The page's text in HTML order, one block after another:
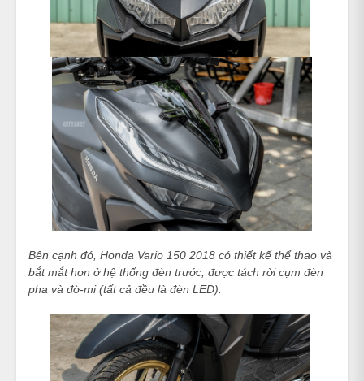
Bên cạnh đó, Honda Vario 150 2018 có thiết kế thể thao và
bắt mắt hơn ở hệ thống đèn trước, được tách rời cụm đèn
pha và đờ-mi (tất cả đều là đèn LED).